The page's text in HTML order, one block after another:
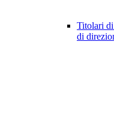
Titolari
di